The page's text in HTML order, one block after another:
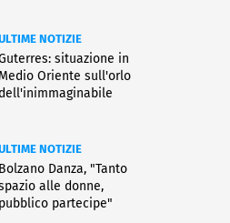
NOTIZIE
situazione in
Medio Oriente sull'orlo
dell'inimmaginabile
NOTIZIE
Bolzano Danza, "Tanto
alle donne,
pubblico partecipe"